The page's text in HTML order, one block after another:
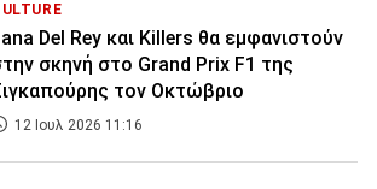
Del Rey και Killers θα εμφανιστούν
σκηνή στο Grand Prix F1 της
τον Οκτώβριο
12 Ιουλ 2026 11:16